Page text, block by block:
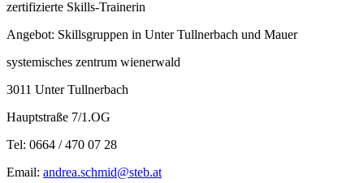
zertifizierte Skills-Trainerin
Angebot: Skillsgruppen in Unter Tullnerbach und Mauer
systemisches zentrum wienerwald
3011 Unter Tullnerbach
Hauptstraße 7/1.OG
Tel: 0664 / 470 07 28
Email: andrea.schmid@steb.at